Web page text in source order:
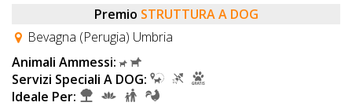
Premio STRUTTURA A DOG
Bevagna (Perugia) Umbria
Animali Ammessi:
Servizi Speciali A DOG:
Ideale Per: